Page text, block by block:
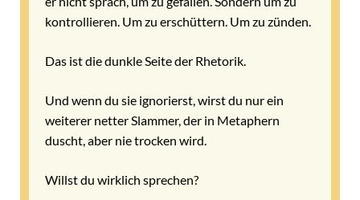
kontrollieren. Um zu erschüttern. Um zu zünden.
Das ist die dunkle Seite der Rhetorik.
Und wenn du sie ignorierst, wirst du nur ein
weiterer netter Slammer, der in Metaphern
duscht, aber nie trocken wird.
Willst du wirklich sprechen?